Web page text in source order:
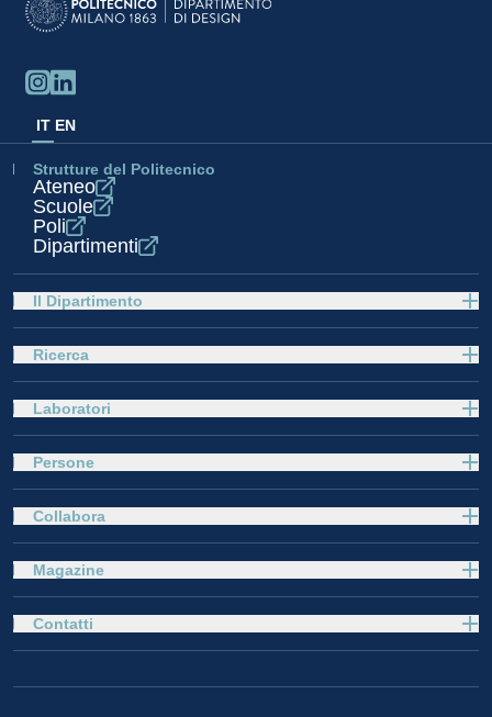
IT EN
Strutture del Politecnico
Ateneo
Scuole
Poli
Dipartimenti
Il Dipartimento
Ricerca
Laboratori
Persone
Collabora
Magazine
Contatti